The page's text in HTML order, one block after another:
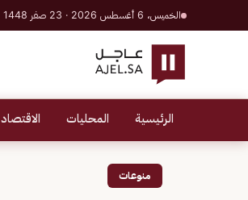
الخميس، 6 أغسطس 2026 · 23 صفر 1448 هـ
الرئيسية المحليات الاقتصاد
منوعات